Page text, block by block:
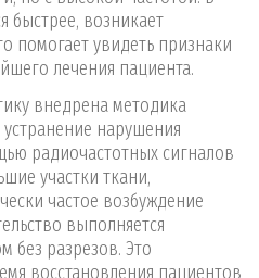
быстрее, возникает
помогает увидеть признаки
лечения пациента.
внедрена методика
нарушения
радиочастотных сигналов
участки ткани,
частое возбуждение
выполняется
без разрезов. Это
восстановления пациентов